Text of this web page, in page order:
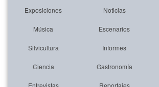
Exposiciones Noticias
Música Escenarios
Silvicultura Informes
Ciencia Gastronomía
Entrevistas Reportajes